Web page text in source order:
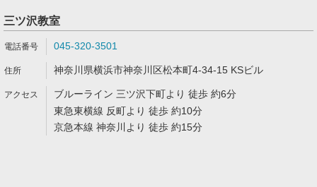
三ツ沢教室
045-320-3501
神奈川県横浜市神奈川区松本町4-34-15 KSビル
ブルーライン 三ツ沢下町より 徒歩 約6分
東急東横線 反町より 徒歩 約10分
京急本線 神奈川より 徒歩 約15分